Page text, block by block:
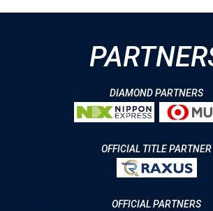
DIAMOND PARTNERS
OFFICIAL TITLE PARTNER
OFFICIAL PARTNERS